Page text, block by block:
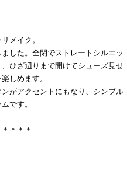
メイク。
した。全閉でストレートシルエッ
ひざ辺りまで開けてシューズ見せ
しめます。
がアクセントにもなり、シンプル
です。
＊＊＊